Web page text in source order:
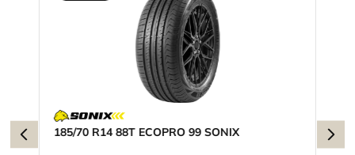
185/70 R14 88T ECOPRO 99 SONIX